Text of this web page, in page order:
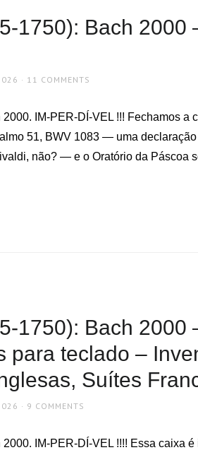
1750): Bach 2000
11 COMMENTS
IM-PER-DÍ-VEL !!! Fechamos a
51, BWV 1083 — uma
não? — e o Oratório da Páscoa
1750): Bach 2000
para teclado –
Suítes
9 COMMENTS
IM-PER-DÍ-VEL !!!! Essa caixa